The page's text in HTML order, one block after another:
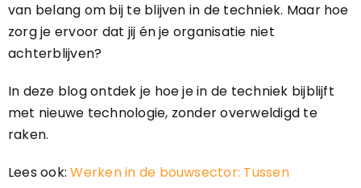
van belang om bij te blijven in de techniek. Maar hoe
zorg je ervoor dat jij én je organisatie niet
achterblijven?
In deze blog ontdek je hoe je in de techniek bijblijft
met nieuwe technologie, zonder overweldigd te
raken.
Lees ook:Werken in de bouwsector: Tussen